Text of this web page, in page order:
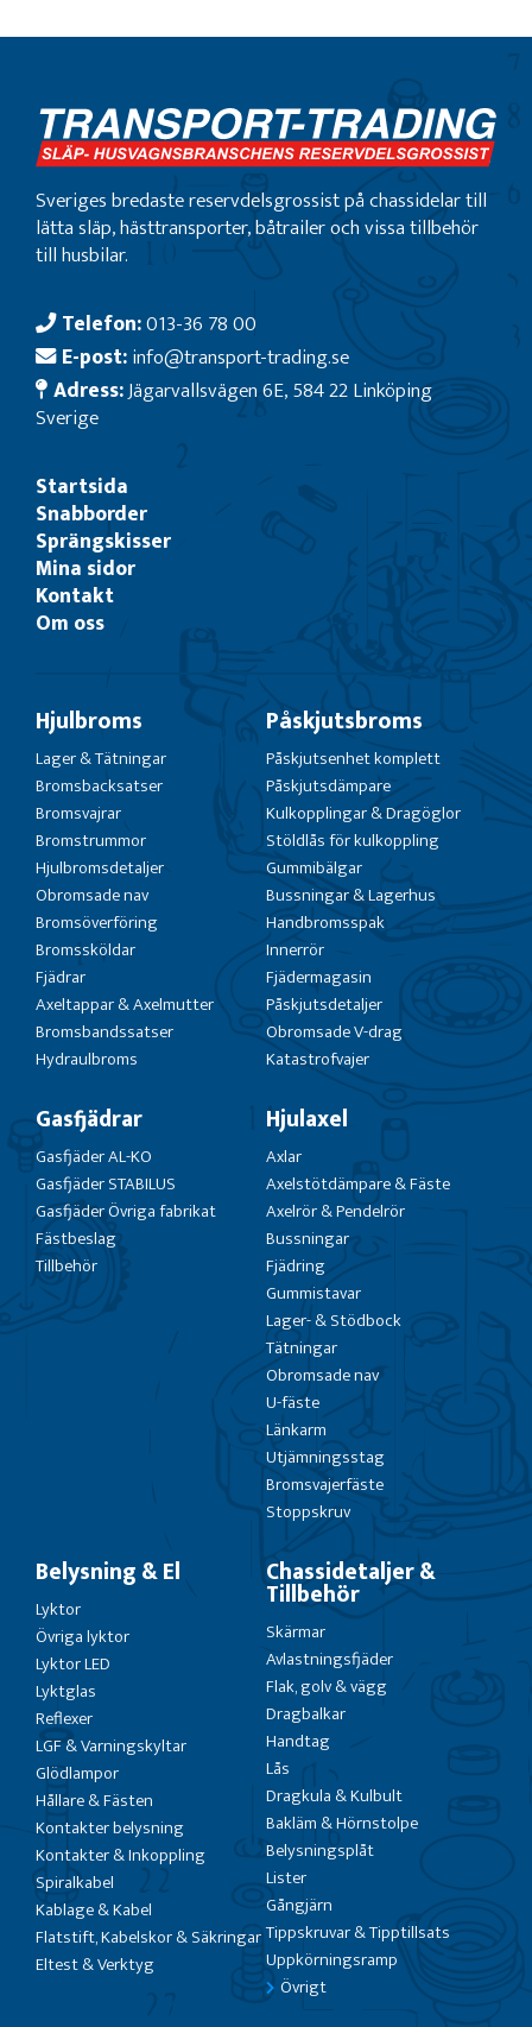
Sveriges bredaste reservdelsgrossist på chassidelar till
lätta släp, hästtransporter, båtrailer och vissa tillbehör
till husbilar.
Telefon:013-36 78 00
E-post:info@transport-trading.se
Adress:Jägarvallsvägen 6E, 584 22 Linköping
Sverige
Startsida
Snabborder
Sprängskisser
Mina sidor
Kontakt
Om oss
Hjulbroms
Lager & Tätningar
Bromsbacksatser
Bromsvajrar
Bromstrummor
Hjulbromsdetaljer
Obromsade nav
Bromsöverföring
Bromssköldar
Fjädrar
Axeltappar & Axelmutter
Bromsbandssatser
Hydraulbroms
Påskjutsbroms
Påskjutsenhet komplett
Påskjutsdämpare
Kulkopplingar & Dragöglor
Stöldlås för kulkoppling
Gummibälgar
Bussningar & Lagerhus
Handbromsspak
Innerrör
Fjädermagasin
Påskjutsdetaljer
Obromsade V-drag
Katastrofvajer
Gasfjädrar
Gasfjäder AL-KO
Gasfjäder STABILUS
Gasfjäder Övriga fabrikat
Fästbeslag
Tillbehör
Hjulaxel
Axlar
Axelstötdämpare & Fäste
Axelrör & Pendelrör
Bussningar
Fjädring
Gummistavar
Lager- & Stödbock
Tätningar
Obromsade nav
U-fäste
Länkarm
Utjämningsstag
Bromsvajerfäste
Stoppskruv
Belysning & El
Lyktor
Övriga lyktor
Lyktor LED
Lyktglas
Reflexer
LGF & Varningskyltar
Glödlampor
Hållare & Fästen
Kontakter belysning
Kontakter & Inkoppling
Spiralkabel
Kablage & Kabel
Flatstift, Kabelskor & Säkringar
Eltest & Verktyg
Chassidetaljer &
Tillbehör
Skärmar
Avlastningsfjäder
Flak, golv & vägg
Dragbalkar
Handtag
Lås
Dragkula & Kulbult
Bakläm & Hörnstolpe
Belysningsplåt
Lister
Gångjärn
Tippskruvar & Tipptillsats
Uppkörningsramp
Övrigt